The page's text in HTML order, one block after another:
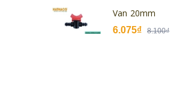
Van 20mm
6.075₫ 8.100₫